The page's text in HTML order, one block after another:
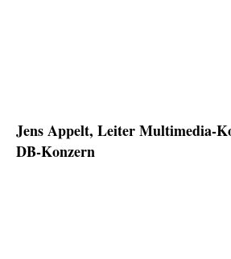
Jens Appelt, Leiter Multimedia-
DB-Konzern